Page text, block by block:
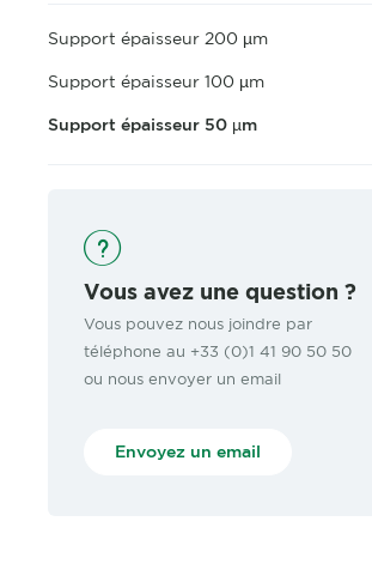
Support épaisseur 200 µm
Support épaisseur 100 µm
Support épaisseur 50 µm
Vous avez une question ?
Vous pouvez nous joindre par
téléphone au +33 (0)1 41 90 50 50
ou nous envoyer un email
Envoyez un email